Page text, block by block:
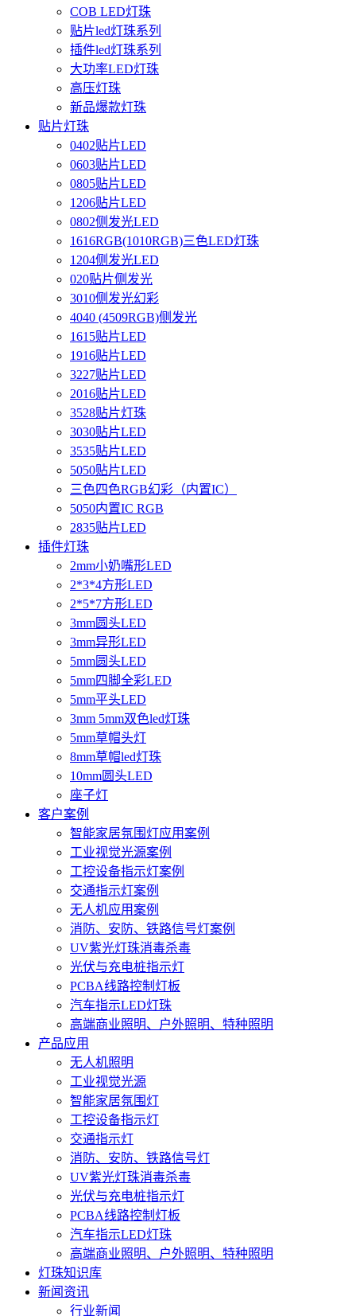
COB LED灯珠
贴片led灯珠系列
插件led灯珠系列
大功率LED灯珠
高压灯珠
新品爆款灯珠
贴片灯珠
0402贴片LED
0603贴片LED
0805贴片LED
1206贴片LED
0802侧发光LED
1616RGB(1010RGB)三色LED灯珠
1204侧发光LED
020贴片侧发光
3010侧发光幻彩
4040 (4509RGB)侧发光
1615贴片LED
1916贴片LED
3227贴片LED
2016贴片LED
3528贴片灯珠
3030贴片LED
3535贴片LED
5050贴片LED
三色四色RGB幻彩（内置IC）
5050内置IC RGB
2835贴片LED
插件灯珠
2mm小奶嘴形LED
2*3*4方形LED
2*5*7方形LED
3mm圆头LED
3mm异形LED
5mm圆头LED
5mm四脚全彩LED
5mm平头LED
3mm 5mm双色led灯珠
5mm草帽头灯
8mm草帽led灯珠
10mm圆头LED
座子灯
客户案例
智能家居氛围灯应用案例
工业视觉光源案例
工控设备指示灯案例
交通指示灯案例
无人机应用案例
消防、安防、铁路信号灯案例
UV紫光灯珠消毒杀毒
光伏与充电桩指示灯
PCBA线路控制灯板
汽车指示LED灯珠
高端商业照明、户外照明、特种照明
产品应用
无人机照明
工业视觉光源
智能家居氛围灯
工控设备指示灯
交通指示灯
消防、安防、铁路信号灯
UV紫光灯珠消毒杀毒
光伏与充电桩指示灯
PCBA线路控制灯板
汽车指示LED灯珠
高端商业照明、户外照明、特种照明
灯珠知识库
新闻资讯
行业新闻